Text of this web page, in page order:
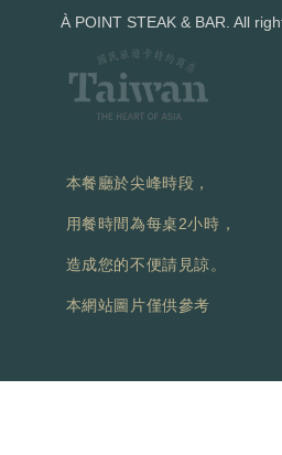
À POINT STEAK & BAR. All
本餐廳於尖峰時段，
用餐時間為每桌2小時，
造成您的不便請見諒。
本網站圖片僅供參考